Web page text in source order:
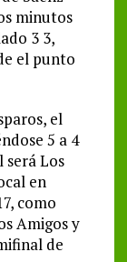
minutos
3 3,
el punto
el
5 a 4
será Los
en
como
Amigos y
de